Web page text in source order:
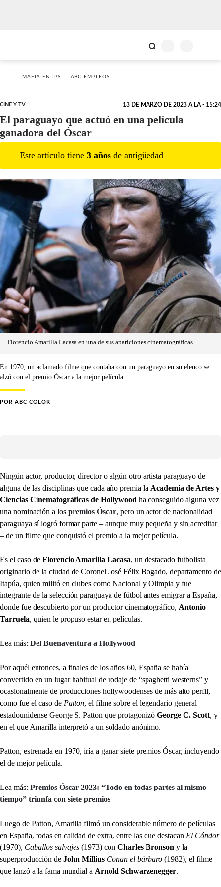
MAFIA EN IPS ABC EMPLEOS
CINE Y TV 13 DE MARZO DE 2023 A LA - 15:24
El paraguayo que actuó en una película
ganadora del Óscar
Este artículo tiene 3 años de antigüedad
Florencio Amarilla Lacasa en una de sus apariciones cinematográficas.
En 1970, un aclamado filme que contaba con un paraguayo en su elenco se
alzó con el premio Óscar a la mejor película.
POR ABC COLOR
Ningún actor, productor, director o algún otro artista paraguayo de
alguna de las disciplinas que cada año premia la Academia de Artes y
Ciencias Cinematográficas de Hollywood ha conseguido alguna vez
una nominación a los premios Óscar, pero un actor de nacionalidad
paraguaya sí logró formar parte – aunque muy pequeña y sin acreditar
– de un filme que conquistó el premio a la mejor película.
Es el caso de Florencio Amarilla Lacasa, un destacado futbolista
originario de la ciudad de Coronel José Félix Bogado, departamento de
Itapúa, quien militó en clubes como Nacional y Olimpia y fue
integrante de la selección paraguaya de fútbol antes emigrar a España,
donde fue descubierto por un productor cinematográfico, Antonio
Tarruela, quien le propuso estar en películas.
Lea más: Del Buenaventura a Hollywood
Por aquél entonces, a finales de los años 60, España se había
convertido en un lugar habitual de rodaje de “spaghetti westerns” y
ocasionalmente de producciones hollywoodenses de más alto perfil,
como fue el caso de Patton, el filme sobre el legendario general
estadounidense George S. Patton que protagonizó George C. Scott, y
en el que Amarilla interpretó a un soldado anónimo.
Patton, estrenada en 1970, iría a ganar siete premios Óscar, incluyendo
el de mejor película.
Lea más: Premios Óscar 2023: “Todo en todas partes al mismo
tiempo” triunfa con siete premios
Luego de Patton, Amarilla filmó un considerable número de películas
en España, todas en calidad de extra, entre las que destacan El Cóndor
(1970), Caballos salvajes (1973) con Charles Bronson y la
superproducción de John Millius Conan el bárbaro (1982), el filme
que lanzó a la fama mundial a Arnold Schwarzenegger.